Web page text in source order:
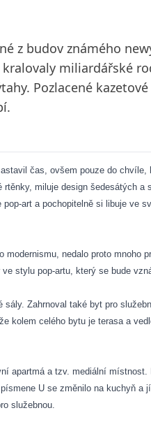
z budov známého
miliardářské
Pozlacené
čas, ovšem pouze do
miluje design šedesátých a
art a pochopitelně si libuje ve
nedalo proto mnoho
stylu pop-artu, který se bude
Zahrnoval také byt pro
kolem celého bytu je terasa a
apartmá a tzv. mediální místnost.
U se změnilo na kuchyň a
služebnou.